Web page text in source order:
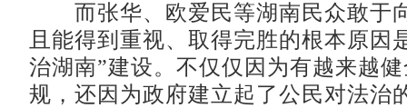
而张华、欧爱民等湖南民众敢于
且能得到重视、取得完胜的根本原因
治湖南”建设。不仅仅因为有越来越
规，还因为政府建立起了公民对法治